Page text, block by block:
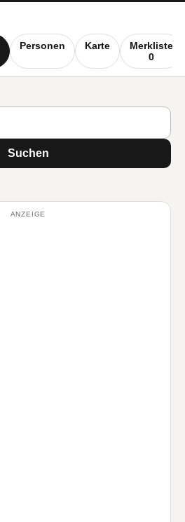
Personen Karte
Merkliste
0
Suchen
ANZEIGE